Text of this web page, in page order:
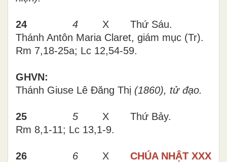
24 4 X Thứ Sáu.
Thánh Antôn Maria Claret, giám mục (Tr).
Rm 7,18-25a; Lc 12,54-59.
GHVN:
Thánh Giuse Lê Đăng Thị (1860), tử đạo.
25 5 X Thứ Bảy.
Rm 8,1-11; Lc 13,1-9.
26 6 X CHÚA NHẬT XXX